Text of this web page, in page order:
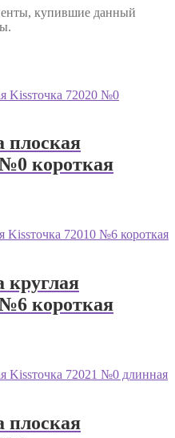
купившие данный
плоская
короткая
круглая
короткая
плоская